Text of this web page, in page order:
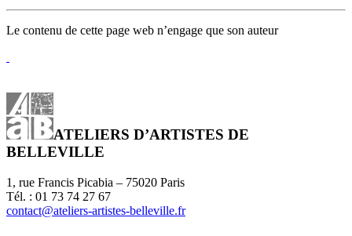
Le contenu de cette page web n’engage que son auteur
ATELIERS D’ARTISTES DE
BELLEVILLE
1, rue Francis Picabia – 75020 Paris
Tél. : 01 73 74 27 67
contact@ateliers-artistes-belleville.fr